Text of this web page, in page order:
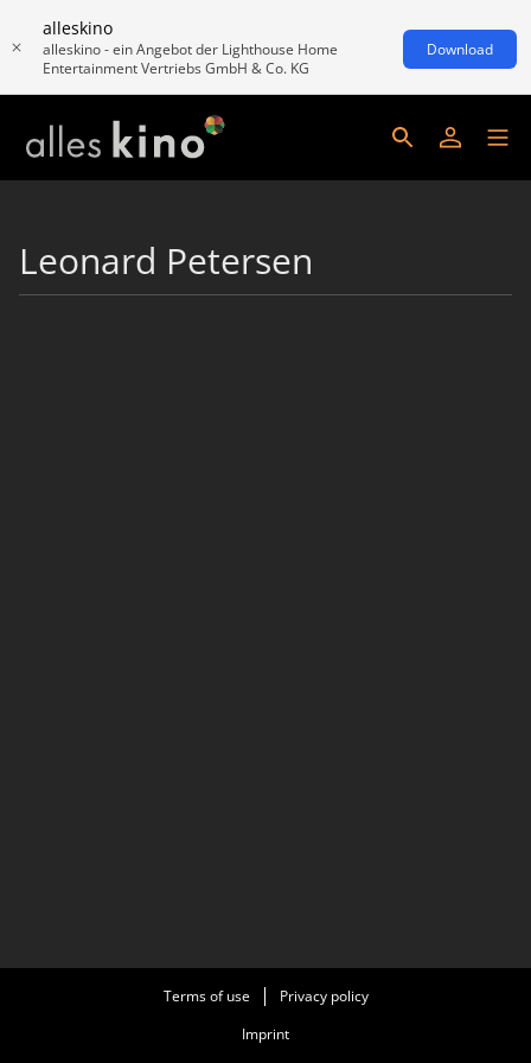
alleskino
alleskino - ein Angebot der Lighthouse Home
Entertainment Vertriebs GmbH & Co. KG
Download
Leonard Petersen
Terms of use
Privacy policy
Imprint